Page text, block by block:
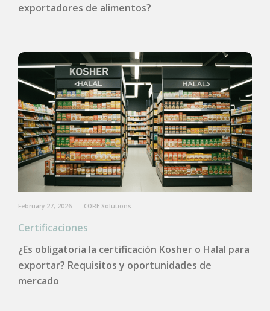
exportadores de alimentos?
February 27, 2026 CORE Solutions
Certificaciones
¿Es obligatoria la certificación Kosher o Halal para
exportar? Requisitos y oportunidades de
mercado